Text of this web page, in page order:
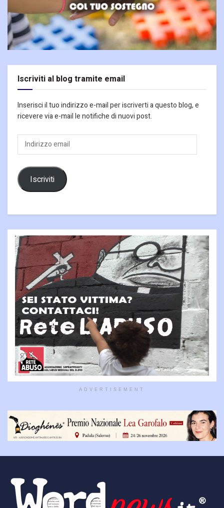
Iscriviti al blog tramite email
Inserisci il tuo indirizzo e-mail per iscriverti a questo blog, e
ricevere via e-mail le notifiche di nuovi post.
Indirizzo
email
Iscriviti
ADVERTISEMENT